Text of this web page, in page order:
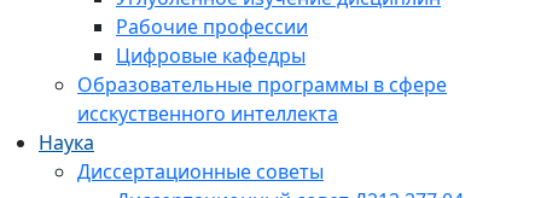
Рабочие профессии
Цифровые кафедры
Образовательные программы в сфере
исскуственного интеллекта
Наука
Диссертационные советы